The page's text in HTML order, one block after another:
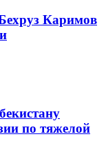
Каримов
по тяжелой